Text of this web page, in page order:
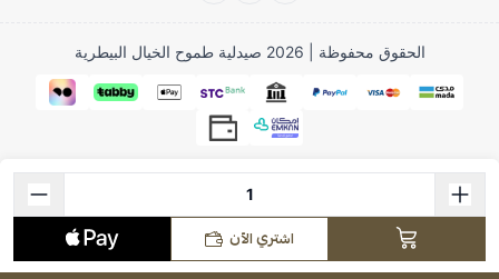
اشتري الآن
الحقوق محفوظة | 2026 صيدلية طموح الخيال البيطرية